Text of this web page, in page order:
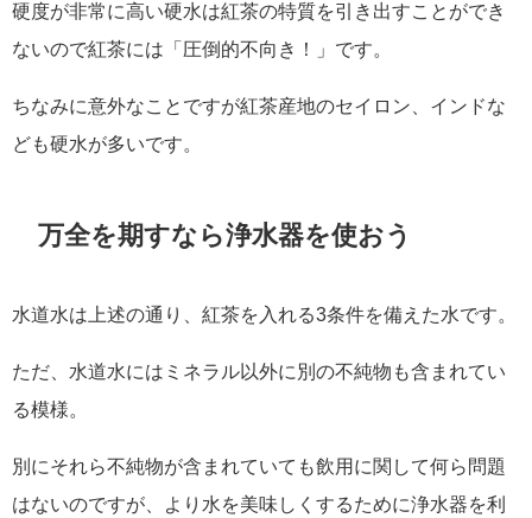
硬度が非常に高い硬水は紅茶の特質を引き出すことができ
ないので紅茶には「圧倒的不向き！」です。
ちなみに意外なことですが紅茶産地のセイロン、インドな
ども硬水が多いです。
万全を期すなら浄水器を使おう
水道水は上述の通り、紅茶を入れる3条件を備えた水です。
ただ、水道水にはミネラル以外に別の不純物も含まれてい
る模様。
別にそれら不純物が含まれていても飲用に関して何ら問題
はないのですが、より水を美味しくするために浄水器を利